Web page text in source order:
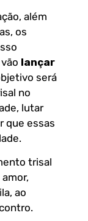
além
os
lançar
será
no
lutar
que essas
trisal
ao